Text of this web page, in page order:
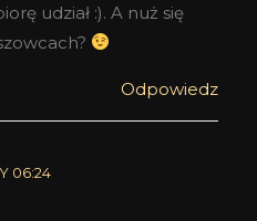
udział :). A nuż się
Odpowiedz
06:24